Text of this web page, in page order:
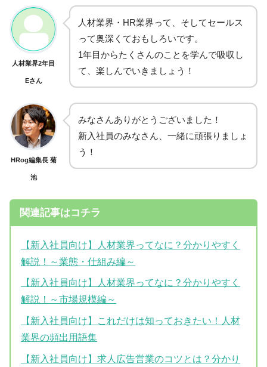
人材業界2年目
Eさん
人材業界・HR業界って、そしてセールス
って奥深くておもしろいです。
1年目からたくさんのことを学んで吸収し
て、楽しんでいきましょう！
HRog編集長 菊
池
みなさんありがとうございました！
新入社員のみなさん、一緒に頑張りましょ
う！
関連記事はコチラ
【新入社員向け】人材業界ってなに？分かりやすく
解説！～業態・仕組み編～
【新入社員向け】人材業界ってなに？分かりやすく
解説！～市場規模編～
【新入社員向け】これだけは知っておきたい！人材
業界の頻出用語集
【新入社員向け】求人広告営業のコツとは？分かり